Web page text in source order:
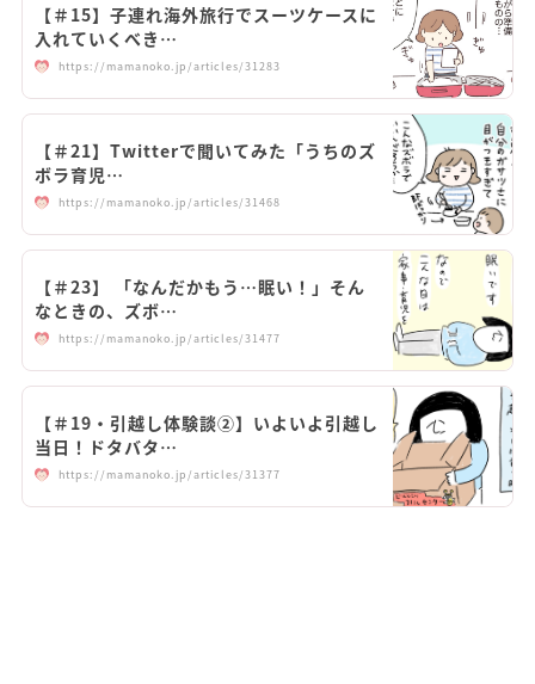
【＃15】子連れ海外旅行でスーツケースに
入れていくべき…
https://mamanoko.jp/articles/31283
【＃21】Twitterで聞いてみた「うちのズ
ボラ育児…
https://mamanoko.jp/articles/31468
【＃23】 「なんだかもう…眠い！」そん
なときの、ズボ…
https://mamanoko.jp/articles/31477
【＃19・引越し体験談②】いよいよ引越し
当日！ドタバタ…
https://mamanoko.jp/articles/31377